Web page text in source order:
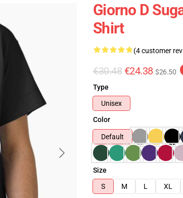
Giorno D
Shirt
(4 customer
€30.48 €24.38 $26.50
Type
Unisex
Color
Default
Size
S
M L XL